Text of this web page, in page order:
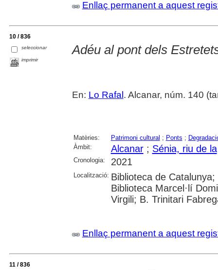
Enllaç permanent a aquest
10 / 836
seleccionar
imprimir
Adéu al pont dels
En: Lo Rafal . Alcanar, núm. 140
Matèries: Patrimoni cultural ; Ponts ;
Àmbit:
Alcanar; Sénia, riu de la
Cronologia: 2021
Localització: Biblioteca de
Biblioteca Marcel·lí
Virgili; B. Trinitari
Enllaç permanent a aquest
11 / 836